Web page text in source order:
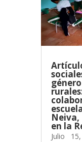
en la
Julio